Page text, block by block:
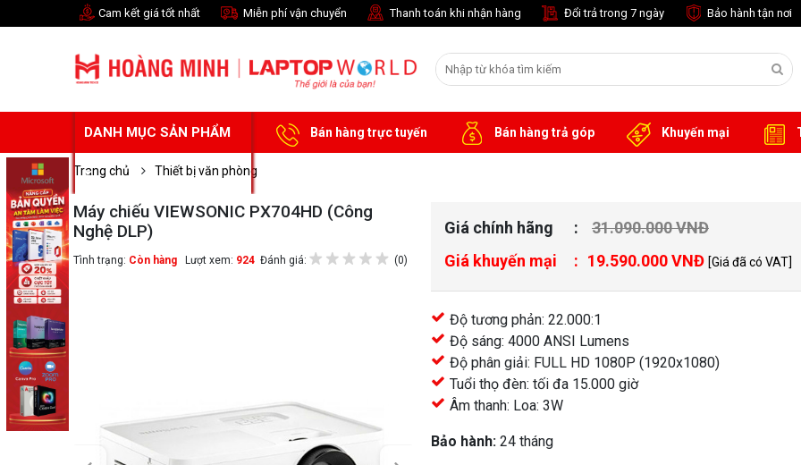
Cam kết giá tốt nhất Miễn phí vận chuyển Thanh toán khi nhận hàng Đổi trả trong 7 ngày Bảo hành tận nơi
DANH MỤC SẢN PHẨM Bán hàng trực tuyến Bán hàng trả góp Khuyến mại
Trang chủ Thiết bị văn phòng
Máy chiếu VIEWSONIC PX704HD (Công
Nghệ DLP)
Tình trạng: Còn hàng Lượt xem: 924 Đánh giá: (0)
Giá chính hãng
31.090.000 VNĐ
Giá khuyến mại
19.590.000 VNĐ [Giá đã có VAT]
Độ tương phản: 22.000:1
Độ sáng: 4000 ANSI Lumens
Độ phân giải: FULL HD 1080P (1920x1080)
Tuổi thọ đèn: tối đa 15.000 giờ
Âm thanh: Loa: 3W
Bảo hành: 24 tháng